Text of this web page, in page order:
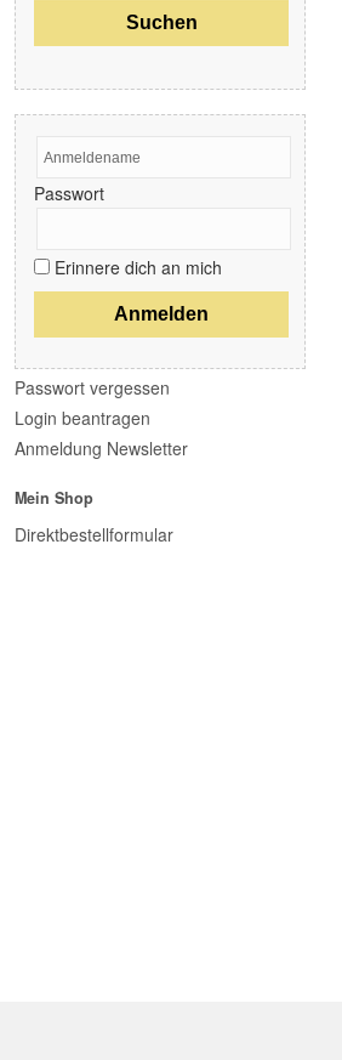
Kleben
Polituren
Reiniger
Staub & Schnee
Waschstrassenprodukte
Zubehör
Markenübersicht
Essential Elements
Passwort
Erinnere dich an mich
Passwort vergessen
Login beantragen
Anmeldung Newsletter
Mein Shop
Direktbestellformular